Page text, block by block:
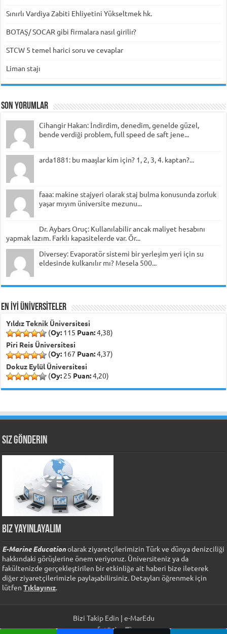
Sınırlı Vardiya Zabiti Ehliyetini Yükseltmek hk.
BOTAŞ/ SOCAR gibi firmalara nasıl girilir?
STCW 5 temel harici soru ve cevaplar
Liman stajı
Son Yorumlar
Cihangir Hakan: İndirdim, denedim, genelde güzel,
bende verdiği problem, full speed de saft jene...
arda1881: bu maaşlar kim için? 1, 2, 3, 4. kaptan?...
faaa: makine stajyeri olarak staj bulma konusunda zorluk
yaşar mıyım üniversite mezunu...
Dr. Aybars Oruç: Kullanılabilir ancak maliyet hesabını
yapmak lazım. Farklı kapasitelerde var. Ör...
Diversey: Evaporatör sistemi bir yerleşim yeri için su
eldesinde kulkanılır mı? Mesela 500...
EN İYİ ÜNİVERSİTELER
Yıldız Teknik Üniversitesi
(Oy: 115 Puan:4,38)
Piri Reis Üniversitesi
(Oy: 167 Puan:4,37)
Dokuz Eylül Üniversitesi
(Oy: 25 Puan:4,20)
Siz Gönderin
Biz Yayınlayalım
E-Marine Educationolarak ziyaretçilerimizin Türk ve dünya denizciliği
hakkındaki görüşlerine önem veriyoruz. Üniversiteniz ya da
fakültenizde gerçekleştirilen bir etkinliğe ait haberi bize ileterek
diğer ziyaretçilerimizle paylaşabilirsiniz. Detayları öğrenmek için
lütfenTıklayınız.
Bizi Takip Edin | e-MarEdu